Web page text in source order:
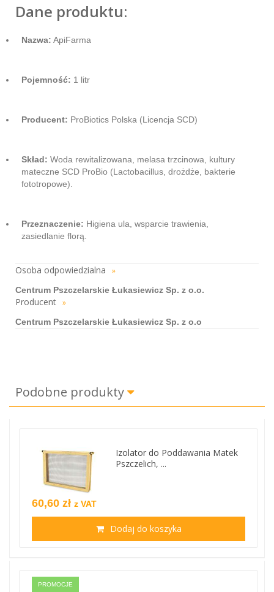
Dane produktu:
Nazwa: ApiFarma
Pojemność: 1 litr
Producent: ProBiotics Polska (Licencja SCD)
Skład: Woda rewitalizowana, melasa trzcinowa, kultury
mateczne SCD ProBio (Lactobacillus, drożdże, bakterie
fototropowe).
Przeznaczenie: Higiena ula, wsparcie trawienia,
zasiedlanie florą.
Osoba odpowiedzialna »
Centrum Pszczelarskie Łukasiewicz Sp. z o.o.
Producent »
Centrum Pszczelarskie Łukasiewicz Sp. z o.o
Podobne produkty
Izolator do Poddawania Matek
Pszczelich, ...
60,60 zł z VAT
Dodaj do koszyka
PROMOCJE